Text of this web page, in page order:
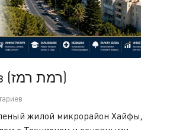
Рамат-Ремез (רמת רמז)
жилой микрорайон Хайфы,